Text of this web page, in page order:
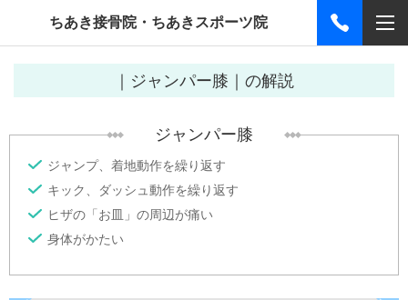
ちあき接骨院・ちあきスポーツ院
｜ジャンパー膝｜の解説
ジャンパー膝
ジャンプ、着地動作を繰り返す
キック、ダッシュ動作を繰り返す
ヒザの「お皿」の周辺が痛い
身体がかたい